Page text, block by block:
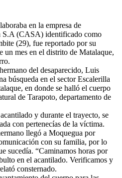
en la empresa de
S.A (CASA) identificado como
(29), fue reportado por su
un mes en el distrito de Matalaque,
del desaparecido, Luis
búsqueda en el sector Escalerilla
en donde se halló el cuerpo
de Tarapoto, departamento de
y durante el trayecto, se
con pertenecías de la víctima.
llegó a Moquegua por
con su familia, por lo
sucedía. “Caminamos horas por
en el acantilado. Verificamos y
consternado.